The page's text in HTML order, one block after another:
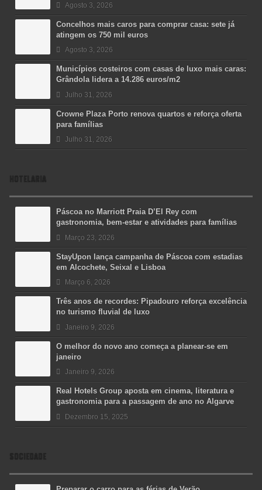
Agosto 3, 2026
Concelhos mais caros para comprar casa: sete já
atingem os 750 mil euros
Agosto 3, 2026
Municípios costeiros com casas de luxo mais caras:
Grândola lidera a 14.286 euros/m2
Julho 31, 2026
Crowne Plaza Porto renova quartos e reforça oferta
para famílias
Julho 31, 2026
HOTELARIA
Páscoa no Marriott Praia D’El Rey com
gastronomia, bem-estar e atividades para famílias
Março 23, 2026
StayUpon lança campanha de Páscoa com estadias
em Alcochete, Seixal e Lisboa
Março 6, 2026
Três anos de recordes: Pipadouro reforça excelência
no turismo fluvial de luxo
Janeiro 9, 2026
O melhor do novo ano começa a planear-se em
janeiro
Janeiro 9, 2026
Real Hotels Group aposta em cinema, literatura e
gastronomia para a passagem de ano no Algarve
Dezembro 15, 2025
SOCIEDADE